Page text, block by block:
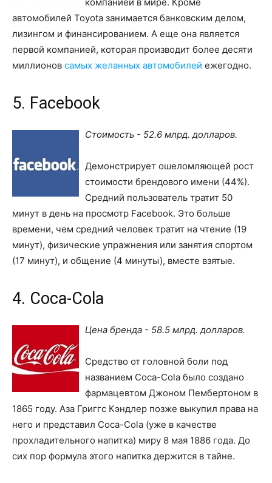
автомобилей Toyota занимается банковским делом,
лизингом и финансированием. А еще она является
первой компанией, которая производит более десяти
миллионов самых желанных автомобилей ежегодно.
5. Facebook
Стоимость - 52.6 млрд. долларов.
Демонстрирует ошеломляющей рост
стоимости брендового имени (44%).
Средний пользователь тратит 50
минут в день на просмотр Facebook. Это больше
времени, чем средний человек тратит на чтение (19
минут), физические упражнения или занятия спортом
(17 минут), и общение (4 минуты), вместе взятые.
4. Coca-Cola
Цена бренда - 58.5 млрд. долларов.
Средство от головной боли под
названием Coca-Cola было создано
фармацевтом Джоном Пембертоном в
1865 году. Аза Григгс Кэндлер позже выкупил права на
него и представил Coca-Cola (уже в качестве
прохладительного напитка) миру 8 мая 1886 года. До
сих пор формула этого напитка держится в тайне.